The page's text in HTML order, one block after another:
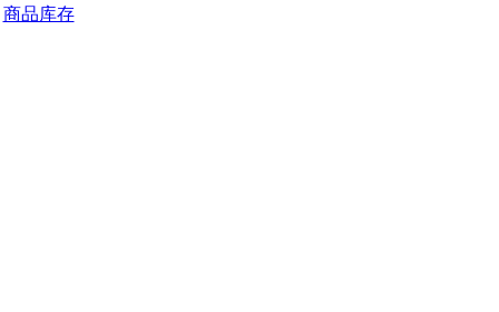
商品库存